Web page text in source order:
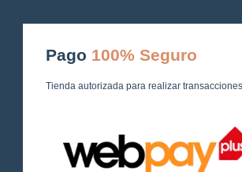
Pago 100% Seguro
Tienda autorizada para realizar